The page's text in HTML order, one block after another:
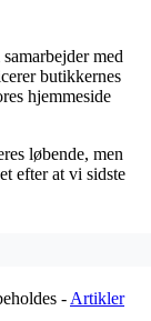
med
butikkernes
hjemmeside
løbende, men
efter at vi sidste
- Artikler